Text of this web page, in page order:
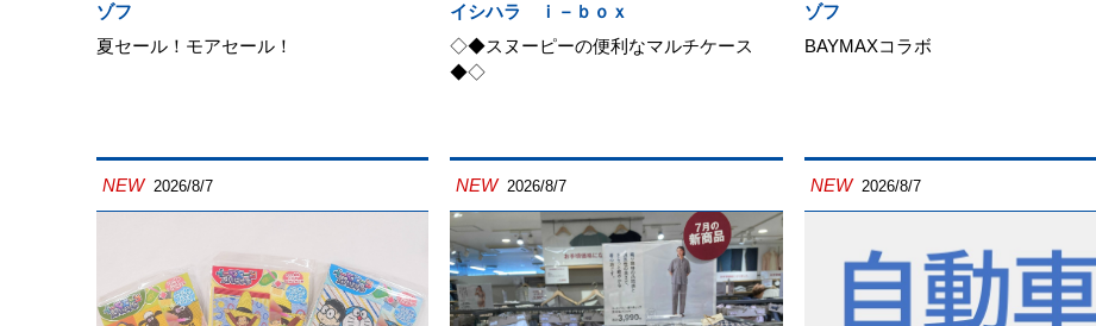
ゾフ
夏セール！モアセール！
イシハラ ｉ－ｂｏｘ
◇◆スヌーピーの便利なマルチケース
◆◇
ゾフ
BAYMAXコラボ
NEW 2026/8/7 NEW 2026/8/7 NEW 2026/8/7